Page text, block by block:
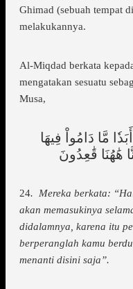
Ghimad (sebuah tempat
melakukannya.
Al-Miqdad berkata
mengatakan sesuatu
Musa,
مَّا دَامُواْ فِيهَا
24. Mereka berkata:
akan memasukinya
didalamnya, karena itu
berperanglah kamu
menanti disini saja”.